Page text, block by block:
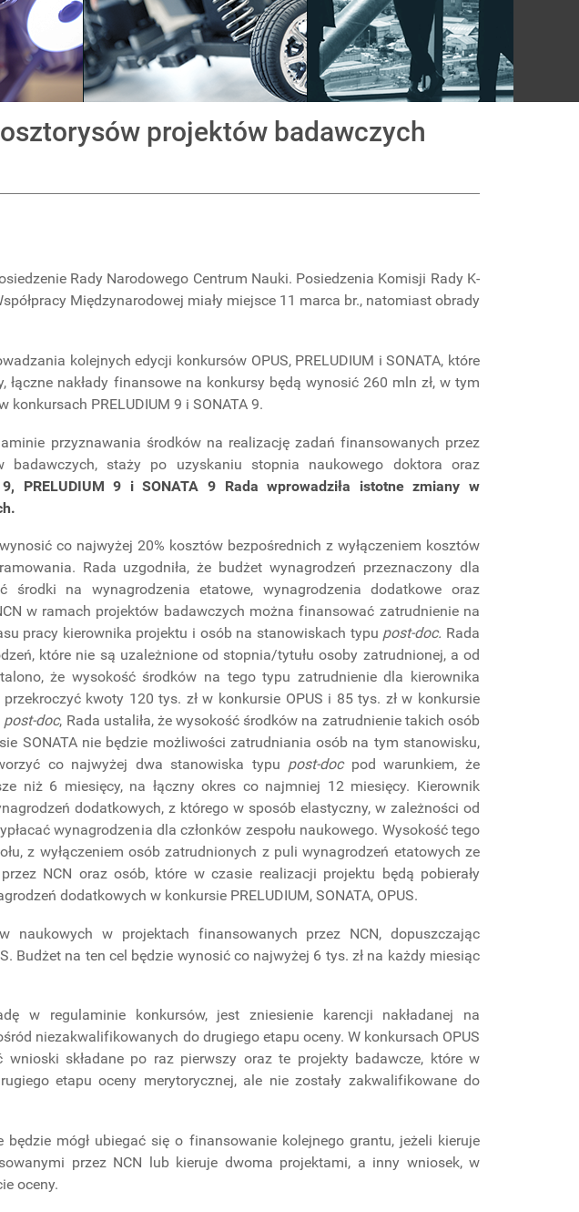
projektów badawczych
Rady Narodowego Centrum Nauki. Posiedzenia Komisji Rady K-
Międzynarodowej miały miejsce 11 marca br., natomiast obrady
kolejnych edycji konkursów OPUS, PRELUDIUM i SONATA, które
łączne nakłady finansowe na konkursy będą wynosić 260 mln zł, w tym
konkursach PRELUDIUM 9 i SONATA 9.
przyznawania środków na realizację zadań finansowanych przez
badawczych, staży po uzyskaniu stopnia naukowego doktora oraz
PRELUDIUM 9 i SONATA 9 Rada wprowadziła istotne zmiany w
co najwyżej 20% kosztów bezpośrednich z wyłączeniem kosztów
Rada uzgodniła, że budżet wynagrodzeń przeznaczony dla
środki na wynagrodzenia etatowe, wynagrodzenia dodatkowe oraz
w ramach projektów badawczych można finansować zatrudnienie na
pracy kierownika projektu i osób na stanowiskach typu post-doc. Rada
które nie są uzależnione od stopnia/tytułu osoby zatrudnionej, a od
że wysokość środków na tego typu zatrudnienie dla kierownika
kwoty 120 tys. zł w konkursie OPUS i 85 tys. zł w konkursie
post-doc, Rada ustaliła, że wysokość środków na zatrudnienie takich osób
SONATA nie będzie możliwości zatrudniania osób na tym stanowisku,
co najwyżej dwa stanowiska typu post-docpod warunkiem, że
niż 6 miesięcy, na łączny okres co najmniej 12 miesięcy. Kierownik
dodatkowych, z którego w sposób elastyczny, w zależności od
wynagrodzenia dla członków zespołu naukowego. Wysokość tego
z wyłączeniem osób zatrudnionych z puli wynagrodzeń etatowych ze
NCN oraz osób, które w czasie realizacji projektu będą pobierały
dodatkowych w konkursie PRELUDIUM, SONATA, OPUS.
naukowych w projektach finansowanych przez NCN, dopuszczając
Budżet na ten cel będzie wynosić co najwyżej 6 tys. zł na każdy miesiąc
w regulaminie konkursów, jest zniesienie karencji nakładanej na
niezakwalifikowanych do drugiego etapu oceny. W konkursach OPUS
wnioski składane po raz pierwszy oraz te projekty badawcze, które w
etapu oceny merytorycznej, ale nie zostały zakwalifikowane do
mógł ubiegać się o finansowanie kolejnego grantu, jeżeli kieruje
przez NCN lub kieruje dwoma projektami, a inny wniosek, w
oceny.